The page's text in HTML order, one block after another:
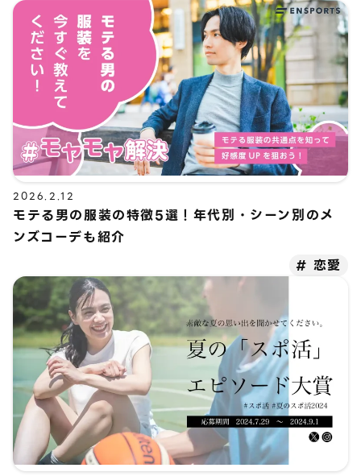
2026.2.12
モテる男の服装の特徴5選！年代別・シーン別のメ
ンズコーデも紹介
恋愛